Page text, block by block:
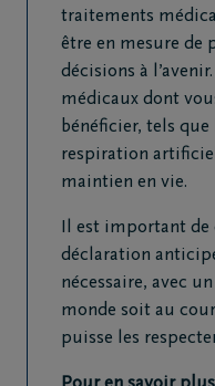
traitements
être en mesure de
décisions à
médicaux dont
bénéficier, tels
respiration
maintien en vie.
Il est important de
déclaration
nécessaire, avec
monde soit au
puisse les